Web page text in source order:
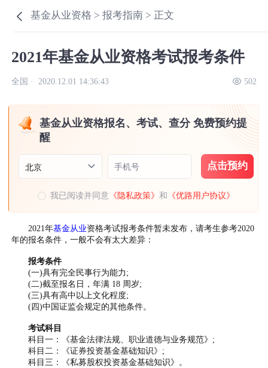
基金从业资格 >报考指南 > 正文
2021年基金从业资格考试报考条件
全国 · 2020.12.01 14:36:43 502
基金从业资格报名、考试、查分 免费预约提
醒
北京 手机号 点击预约
我已阅读并同意 《隐私政策》和 《优路用户协议》
2021年基金从业资格考试报考条件暂未发布，请考生参考2020
年的报名条件，一般不会有太大差异：
报考条件
(一)具有完全民事行为能力;
(二)截至报名日，年满 18 周岁;
(三)具有高中以上文化程度;
(四)中国证监会规定的其他条件。
考试科目
科目一：《基金法律法规、职业道德与业务规范》;
科目二：《证券投资基金基础知识》;
科目三：《私募股权投资基金基础知识》。